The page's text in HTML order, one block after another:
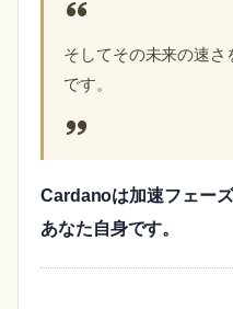
そしてその未来の速
です。
Cardanoは加速フェー
あなた自身です。